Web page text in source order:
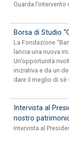
Guarda l'intervento
Borsa di Studio
La Fondazione
lancia una nuova
Un’opportunità
iniziativa e da un
dare il meglio di
Intervista al
nostro
Intervista al